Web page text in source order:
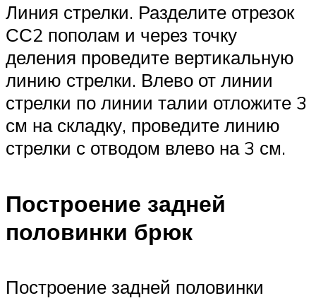
Линия стрелки. Разделите отрезок
СС2 пополам и через точку
деления проведите вертикальную
линию стрелки. Влево от линии
стрелки по линии талии отложите 3
см на складку, проведите линию
стрелки с отводом влево на 3 см.
Построение задней
половинки брюк
Построение задней половинки